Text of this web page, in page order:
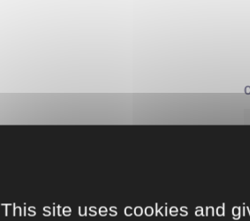
This site uses cookies and